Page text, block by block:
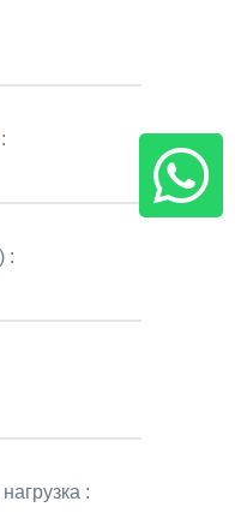
:
: